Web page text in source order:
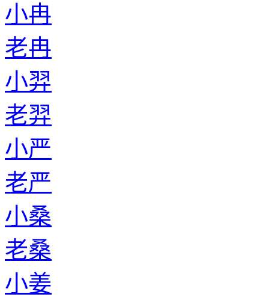
小冉
老冉
小羿
老羿
小严
老严
小桑
老桑
小姜